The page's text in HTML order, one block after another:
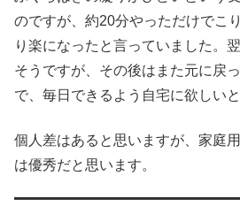
のですが、約20分やっただけでこ
り楽になったと言っていました。
そうですが、その後はまた元に戻
で、毎日できるよう自宅に欲しい
個人差はあると思いますが、家庭
は優秀だと思います。